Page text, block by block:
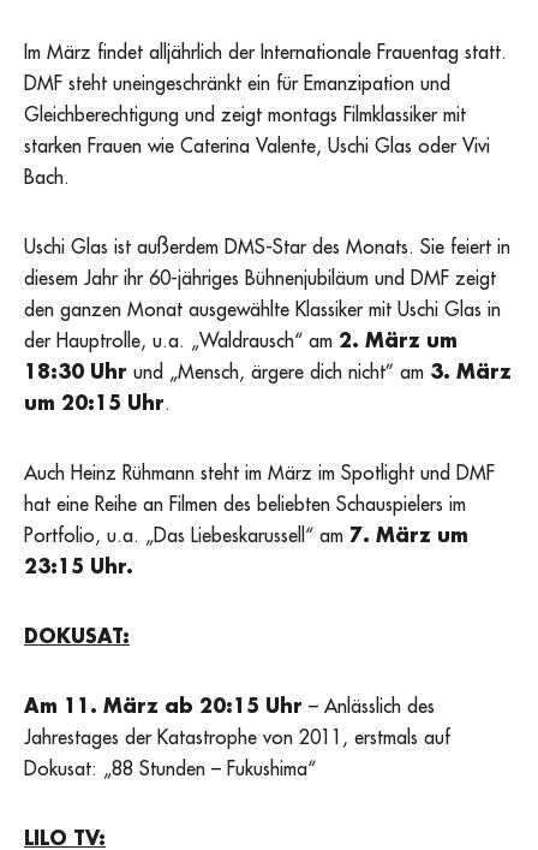
Im März findet alljährlich der Internationale Frauentag statt.
DMF steht uneingeschränkt ein für Emanzipation und
Gleichberechtigung und zeigt montags Filmklassiker mit
starken Frauen wie Caterina Valente, Uschi Glas oder Vivi
Bach.
Uschi Glas ist außerdem DMS-Star des Monats. Sie feiert in
diesem Jahr ihr 60-jähriges Bühnenjubiläum und DMF zeigt
den ganzen Monat ausgewählte Klassiker mit Uschi Glas in
der Hauptrolle, u.a. „Waldrausch“ am 2. März um
18:30 Uhr und „Mensch, ärgere dich nicht” am 3. März
um 20:15 Uhr.
Auch Heinz Rühmann steht im März im Spotlight und DMF
hat eine Reihe an Filmen des beliebten Schauspielers im
Portfolio, u.a. „Das Liebeskarussell“ am 7. März um
23:15 Uhr.
DOKUSAT:
Am 11. März ab 20:15 Uhr – Anlässlich des
Jahrestages der Katastrophe von 2011, erstmals auf
Dokusat: „88 Stunden – Fukushima“
LILO TV: